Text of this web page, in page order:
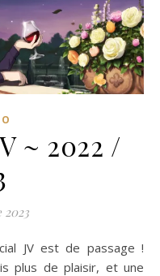
~ 2022 /
2023
plus de plaisir, et une